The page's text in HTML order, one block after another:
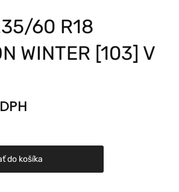
60 R18
WINTER [103] V
do košíka